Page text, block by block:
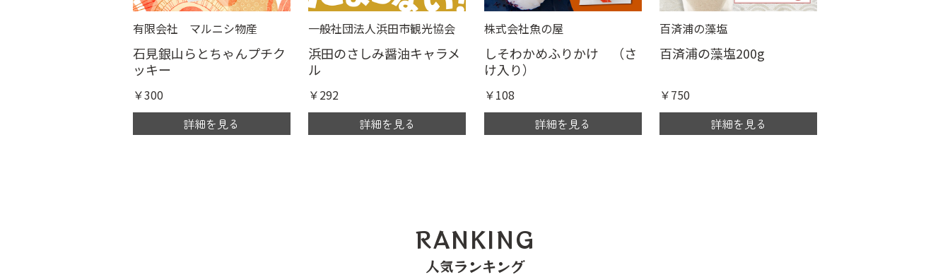
有限会社 マルニシ物産
石見銀山らとちゃんプチク
ッキー
￥300
詳細を見る
一般社団法人浜田市観光協会
浜田のさしみ醤油キャラメ
ル
￥292
詳細を見る
株式会社魚の屋
しそわかめふりかけ （さ
け入り）
￥108
詳細を見る
百済浦の藻塩
百済浦の藻塩200g
￥750
詳細を見る
RANKING
人気ランキング